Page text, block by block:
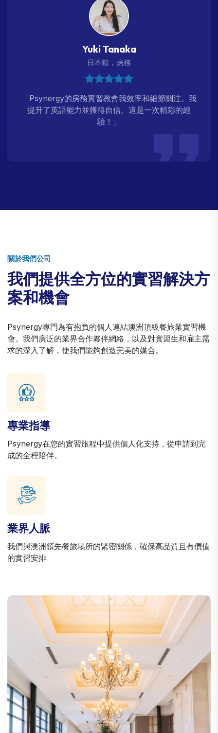
Yuki Tanaka
日本籍，房務
「Psynergy的房務實習教會我效率和細節關注。我
提升了英語能力並獲得自信。這是一次精彩的經
驗！」
關於我們公司
我們提供全方位的實習解決方
案和機會
Psynergy專門為有抱負的個人連結澳洲頂級餐旅業實習機
會。我們廣泛的業界合作夥伴網絡，以及對實習生和雇主需
求的深入了解，使我們能夠創造完美的媒合。
專業指導
Psynergy在您的實習旅程中提供個人化支持，從申請到完
成的全程陪伴。
業界人脈
我們與澳洲領先餐旅場所的緊密關係，確保高品質且有價值
的實習安排